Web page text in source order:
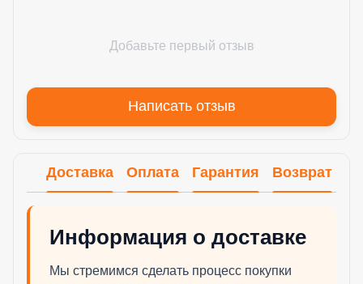
Добавьте первый отзыв
Написать отзыв
Доставка Оплата Гарантия Возврат
Информация о доставке
Мы стремимся сделать процесс покупки